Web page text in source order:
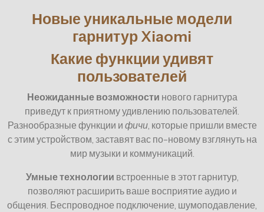
Новые уникальные модели
гарнитур Xiaomi
Какие функции удивят
пользователей
Неожиданные возможности нового гарнитура
приведут к приятному удивлению пользователей.
Разнообразные функции и фичи, которые пришли вместе
с этим устройством, заставят вас по-новому взглянуть на
мир музыки и коммуникаций.
Умные технологии встроенные в этот гарнитур,
позволяют расширить ваше восприятие аудио и
общения. Беспроводное подключение, шумоподавление,